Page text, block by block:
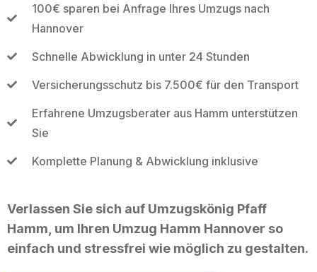
100€ sparen bei Anfrage Ihres Umzugs nach
Hannover
Schnelle Abwicklung in unter 24 Stunden
Versicherungsschutz bis 7.500€ für den Transport
Erfahrene Umzugsberater aus Hamm unterstützen
Sie
Komplette Planung & Abwicklung inklusive
Verlassen Sie sich auf Umzugskönig Pfaff
Hamm, um Ihren Umzug Hamm Hannover so
einfach und stressfrei wie möglich zu gestalten.